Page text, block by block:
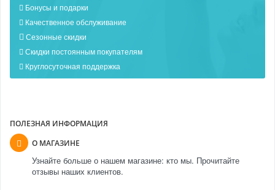
Бонусы и подарки
Качественное обслуживание
Сезонные скидки
Скидки постоянным покупателям
Круглосуточная поддержка
ПОЛЕЗНАЯ ИНФОРМАЦИЯ
О МАГАЗИНЕ
Узнайте больше о нашем магазине: кто мы. Прочитайте
отзывы наших клиентов.